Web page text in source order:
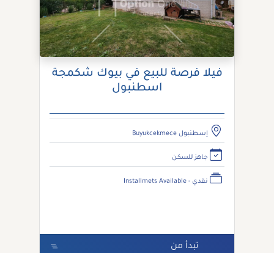
فيلا فرصة للبيع في بيوك شكمجة
اسطنبول
إسطنبول Buyukcekmece
جاهز للسكن
نقدي - Installmets Available
تبدأ من